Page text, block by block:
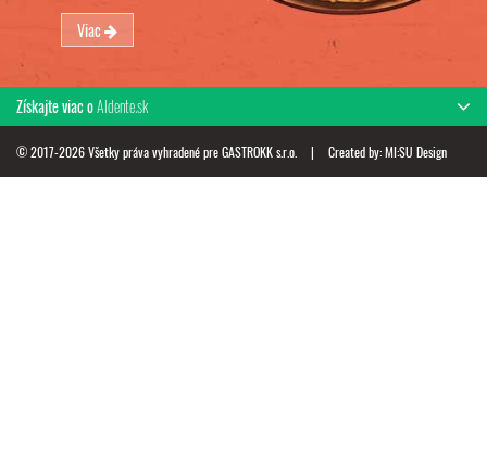
Viac
Získajte viac oAldente.sk
© 2017-2026 Všetky práva vyhradené pre GASTROKK s.r.o. | Created by:MI:SU Design